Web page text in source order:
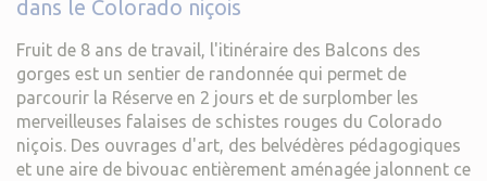
dans le Colorado niçois
Fruit de 8 ans de travail, l'itinéraire des Balcons des
gorges est un sentier de randonnée qui permet de
parcourir la Réserve en 2 jours et de surplomber les
merveilleuses falaises de schistes rouges du Colorado
niçois. Des ouvrages d'art, des belvédères pédagogiques
et une aire de bivouac entièrement aménagée jalonnent ce